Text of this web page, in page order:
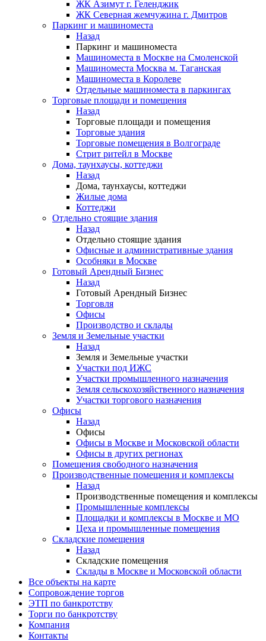
ЖК Азимут г. Геленджик
ЖК Северная жемчужина г. Дмитров
Паркинг и машиноместа
Назад
Паркинг и машиноместа
Машиноместа в Москве на Смоленской
Машиноместа Москва м. Таганская
Машиноместа в Королеве
Отдельные машиноместа в паркингах
Торговые площади и помещения
Назад
Торговые площади и помещения
Торговые здания
Торговые помещения в Волгограде
Стрит ритейл в Москве
Дома, таунхаусы, коттеджи
Назад
Дома, таунхаусы, коттеджи
Жилые дома
Коттеджи
Отдельно стоящие здания
Назад
Отдельно стоящие здания
Офисные и административные здания
Особняки в Москве
Готовый Арендный Бизнес
Назад
Готовый Арендный Бизнес
Торговля
Офисы
Производство и склады
Земля и Земельные участки
Назад
Земля и Земельные участки
Участки под ИЖС
Участки промышленного назначения
Земля сельскохозяйственного назначения
Участки торгового назначения
Офисы
Назад
Офисы
Офисы в Москве и Московской области
Офисы в других регионах
Помещения свободного назначения
Производственные помещения и комплексы
Назад
Производственные помещения и комплексы
Промышленные комплексы
Площадки и комплексы в Москве и МО
Цеха и промышленные помещения
Складские помещения
Назад
Складские помещения
Склады в Москве и Московской области
Все объекты на карте
Сопровождение торгов
ЭТП по банкротству
Торги по банкротству
Компания
Контакты